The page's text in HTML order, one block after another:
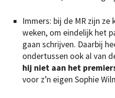
Immers: bij de MR zijn
weken, om eindelijk het
gaan schrijven. Daarbij
ondertussen ook al van
hij niet aan het
voor z’n eigen Sophie